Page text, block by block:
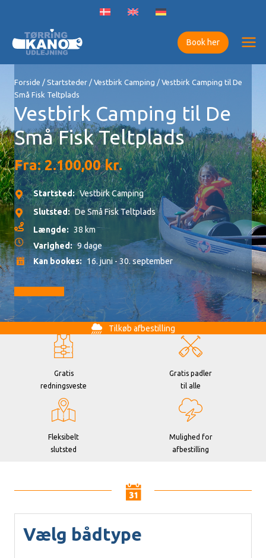
indholdet
Book her
Forside / Startsteder / Vestbirk Camping / Vestbirk Camping til De
Små Fisk Teltplads
Vestbirk Camping til De
Små Fisk Teltplads
Fra:2.100,00kr.
Startsted: Vestbirk Camping
Slutsted: De Små Fisk Teltplads
Længde: 38 km
Varighed: 9 dage
Kan bookes: 16. juni - 30. september
Tilkøb afbestilling
Gratis
redningsveste
Gratis padler
til alle
Fleksibelt
slutsted
Mulighed for
afbestilling
Vælg bådtype